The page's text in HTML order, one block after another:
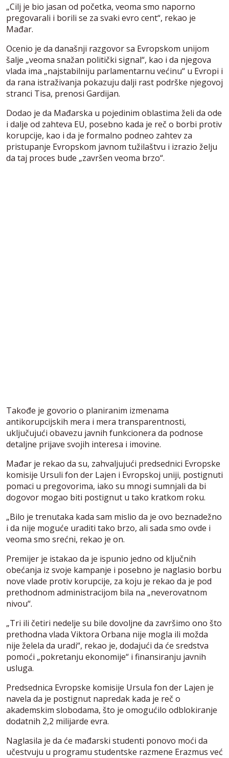
„Cilj je bio jasan od početka, veoma smo naporno
pregovarali i borili se za svaki evro cent“, rekao je
Mađar.
Ocenio je da današnji razgovor sa Evropskom unijom
šalje „veoma snažan politički signal“, kao i da njegova
vlada ima „najstabilniju parlamentarnu većinu“ u Evropi i
da rana istraživanja pokazuju dalji rast podrške njegovoj
stranci Tisa, prenosi Gardijan.
Dodao je da Mađarska u pojedinim oblastima želi da ode
i dalje od zahteva EU, posebno kada je reč o borbi protiv
korupcije, kao i da je formalno podneo zahtev za
pristupanje Evropskom javnom tužilaštvu i izrazio želju
da taj proces bude „završen veoma brzo“.
Takođe je govorio o planiranim izmenama
antikorupcijskih mera i mera transparentnosti,
uključujući obavezu javnih funkcionera da podnose
detaljne prijave svojih interesa i imovine.
Mađar je rekao da su, zahvaljujući predsednici Evropske
komisije Ursuli fon der Lajen i Evropskoj uniji, postignuti
pomaci u pregovorima, iako su mnogi sumnjali da bi
dogovor mogao biti postignut u tako kratkom roku.
„Bilo je trenutaka kada sam mislio da je ovo beznadežno
i da nije moguće uraditi tako brzo, ali sada smo ovde i
veoma smo srećni, rekao je on.
Premijer je istakao da je ispunio jedno od ključnih
obećanja iz svoje kampanje i posebno je naglasio borbu
nove vlade protiv korupcije, za koju je rekao da je pod
prethodnom administracijom bila na „neverovatnom
nivou“.
„Tri ili četiri nedelje su bile dovoljne da završimo ono što
prethodna vlada Viktora Orbana nije mogla ili možda
nije želela da uradi“, rekao je, dodajući da će sredstva
pomoći „pokretanju ekonomije“ i finansiranju javnih
usluga.
Predsednica Evropske komisije Ursula fon der Lajen je
navela da je postignut napredak kada je reč o
akademskim slobodama, što je omogućilo odblokiranje
dodatnih 2,2 milijarde evra.
Naglasila je da će mađarski studenti ponovo moći da
učestvuju u programu studentske razmene Erazmus već